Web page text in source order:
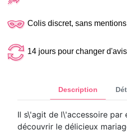
Colis discret, sans mentions
14 jours pour changer d'avis
Description
Il s\'agit de l\'accessoire par
découvrir le délicieux